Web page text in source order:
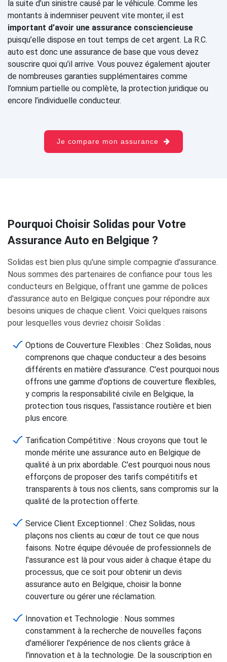
la suite d’un sinistre causé par le véhicule. Comme les
montants à indemniser peuvent vite monter, il est
important d’avoir une assurance consciencieuse
puisqu’elle dispose en tout temps de cet argent. La R.C.
auto est donc une assurance de base que vous devez
souscrire quoi qu’il arrive. Vous pouvez également ajouter
de nombreuses garanties supplémentaires comme
l’omnium partielle ou complète, la protection juridique ou
encore l’individuelle conducteur.
Je compare mon assurance
Pourquoi Choisir Solidas pour Votre
Assurance Auto en Belgique ?
Solidas est bien plus qu'une simple compagnie d'assurance.
Nous sommes des partenaires de confiance pour tous les
conducteurs en Belgique, offrant une gamme de polices
d'assurance auto en Belgique conçues pour répondre aux
besoins uniques de chaque client. Voici quelques raisons
pour lesquelles vous devriez choisir Solidas :
Options de Couverture Flexibles : Chez Solidas, nous
comprenons que chaque conducteur a des besoins
différents en matière d'assurance. C'est pourquoi nous
offrons une gamme d'options de couverture flexibles,
y compris la responsabilité civile en Belgique, la
protection tous risques, l'assistance routière et bien
plus encore.
Tarification Compétitive : Nous croyons que tout le
monde mérite une assurance auto en Belgique de
qualité à un prix abordable. C'est pourquoi nous nous
efforçons de proposer des tarifs compétitifs et
transparents à tous nos clients, sans compromis sur la
qualité de la protection offerte.
Service Client Exceptionnel : Chez Solidas, nous
plaçons nos clients au cœur de tout ce que nous
faisons. Notre équipe dévouée de professionnels de
l'assurance est là pour vous aider à chaque étape du
processus, que ce soit pour obtenir un devis
assurance auto en Belgique, choisir la bonne
couverture ou gérer une réclamation.
Innovation et Technologie : Nous sommes
constamment à la recherche de nouvelles façons
d'améliorer l'expérience de nos clients grâce à
l'innovation et à la technologie. De la souscription en